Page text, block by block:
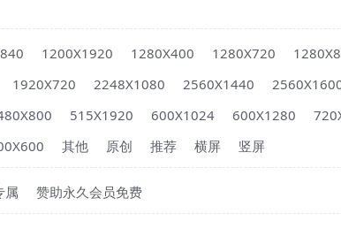
1200X1920 1280X400 1280X720
1920X720 2248X1080 2560X1440
515X1920 600X1024 600X1280
其他 原创 推荐 横屏 竖屏
属 赞助永久会员免费